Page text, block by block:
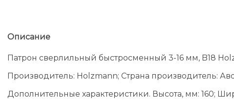
Описание
Патрон сверлильный быстросменный 3-16 мм, B18
Производитель: Holzmann; Страна производитель:
Дополнительные характеристики. Высота, мм: 160;